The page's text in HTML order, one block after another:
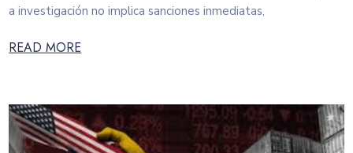
a investigación no implica sanciones inmediatas,
READ MORE